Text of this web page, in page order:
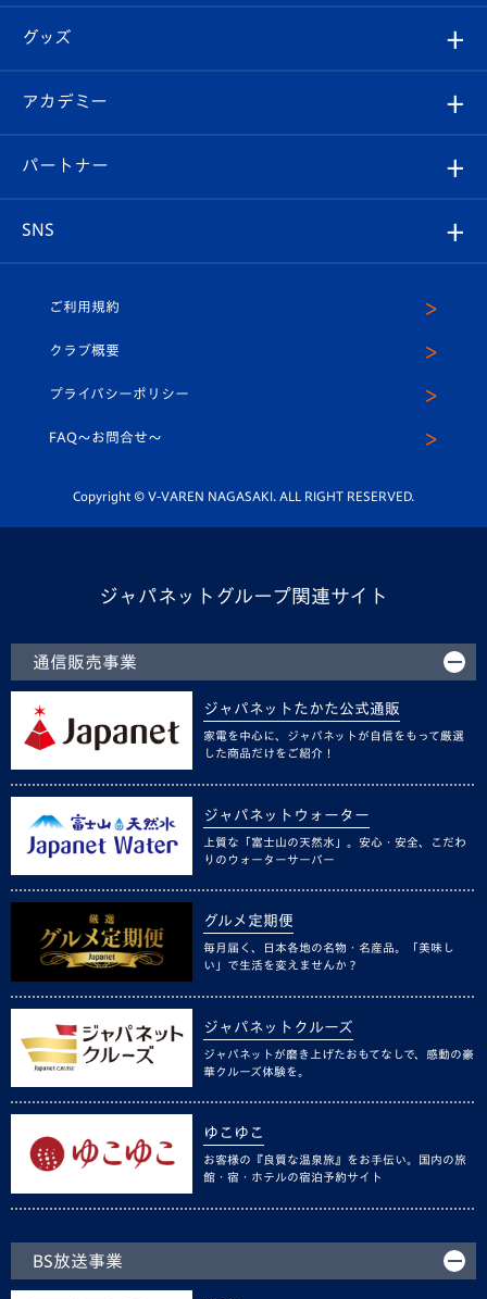
チケット
イベント
メディア
ホームタウン
スタッフプロフィール
マスコット紹介
平和祈念活動
ホームタウン活動
はじめての観戦ガイド
Revive Team
ヴィヴィくんの長崎おもてなしガイド
フォトギャラリー
スタジアムグルメ
チケット
V-LOVERS（ファンクラブ）
プレイヤーズスイート
グッズ
オンラインショップ
店舗情報
アカデミー
育成からのお知らせ
U-18
スクール
パートナー
SNS
ヴィヴィくんインスタグラム
公式LINE＠
ご利用規約
クラブ概要
プライバシーポリシー
FAQ〜お問合せ〜
Copyright © V-VAREN NAGASAKI. ALL RIGHT RESERVED.
ジャパネットグループ関連サイト
通信販売事業
ジャパネットたかた公式通販
家電を中心に、ジャパネットが自信をもって厳選
した商品だけをご紹介！
ジャパネットウォーター
上質な「富士山の天然水」。安心・安全、こだわ
りのウォーターサーバー
グルメ定期便
毎月届く、日本各地の名物・名産品。「美味し
い」で生活を変えませんか？
ジャパネットクルーズ
ジャパネットが磨き上げたおもてなしで、感動の豪
華クルーズ体験を。
ゆこゆこ
お客様の『良質な温泉旅』をお手伝い。国内の旅
館・宿・ホテルの宿泊予約サイト
BS放送事業